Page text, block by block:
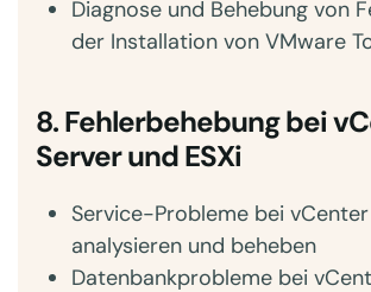
Diagnose und Behebung von
der Installation von VMware
8. Fehlerbehebung bei
Server und ESXi
Service-Probleme bei
analysieren und beheben
Datenbankprobleme bei